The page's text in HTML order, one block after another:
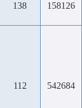
138 158126
112 542684